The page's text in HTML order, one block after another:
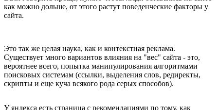
как можно дольше, от этого растут поведенческие факторы у
сайта.
Это так же целая наука, как и контекстная реклама.
Существует много вариантов влияния на "вес" сайта - это,
вероятнее всего, попытка манипулирования алгоритмами
поисковых системам (ссылки, выделения слов, редиректы,
скрипты и еще куча всякого рода серых способов).
У яндекса есть страница с рекомендациями по тому, как